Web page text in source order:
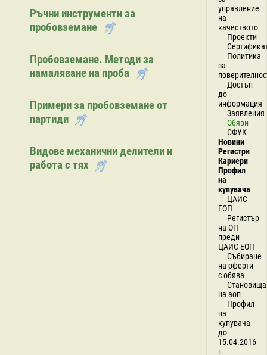
Ръчни инструменти за
пробовземане
Пробовземане. Методи за
намаляване на проба
Примери за пробовземане от
партиди
Видове механични делители и
работа с тях
управление
на
качеството
Проекти
Политика
за
Достъп
до
информация
Заявления
Обяви
СФУК
Новини
Регистри
Кариери
Профил
на
купувача
ЦАИС
ЕОП
Регистър
на ОП
преди
ЦАИС ЕОП
Събиране
на оферти
с обява
Становища
на аоп
Профил
на
купувача
до
15.04.2016
г.